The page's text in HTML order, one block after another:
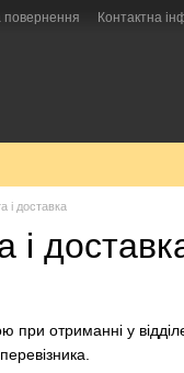
повернення Контактна
і доставка
і
при отриманні у